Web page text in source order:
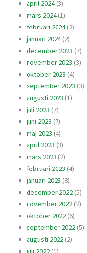
april 2024(3)
mars 2024(1)
februari 2024(2)
januari 2024(2)
december 2023 (7)
november 2023 (3)
oktober 2023 (4)
september 2023 (3)
augusti 2023 (1)
juli 2023 (7)
juni 2023 (7)
maj 2023 (4)
april 2023 (3)
mars 2023 (2)
februari 2023 (4)
januari 2023 (8)
december 2022(5)
november 2022(2)
oktober 2022(6)
september 2022(5)
augusti 2022(2)
juli 2022(1)